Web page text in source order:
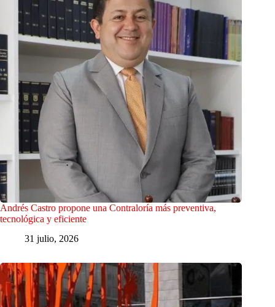
Andrés Castro propone una Contraloría más preventiva,
tecnológica y eficiente
31 julio, 2026